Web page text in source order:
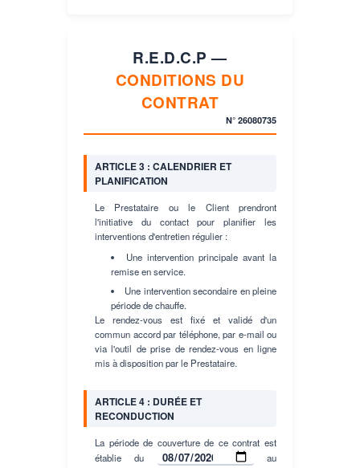
R.E.D.C.P —
CONDITIONS DU
CONTRAT
N° 26080735
ARTICLE 3 : CALENDRIER ET
PLANIFICATION
Le Prestataire ou le Client prendront
l'initiative du contact pour planifier les
interventions d'entretien régulier :
Une intervention principale avant la
remise en service.
Une intervention secondaire en pleine
période de chauffe.
Le rendez-vous est fixé et validé d'un
commun accord par téléphone, par e-mail ou
via l'outil de prise de rendez-vous en ligne
mis à disposition par le Prestataire.
ARTICLE 4 : DURÉE ET
RECONDUCTION
La période de couverture de ce contrat est
établie du
au